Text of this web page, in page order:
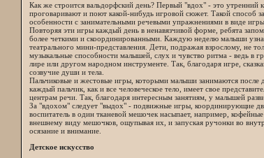
Как же строится вальдорфский день? Первый "вдох" - это утренний
проговаривают и поют какой-нибудь игровой сюжет. Такой способ
особенности с занимательными речевыми упражнениями в виде
Повторяя эти игры каждый день в ненавязчивой форме, ребята
более четкими и скоординированными. Каждую неделю малыши
театрального мини-представления. Дети, подражая взрослому, не
музыкальные способности малышей, слух и чувство ритма - ведь в
лире или другом народном инструменте. Так, благодаря игре,
созвучие души и тела.
Пальчиковые и жестовые игры, которыми малыши занимаются
каждый пальчик, как и все человеческое тело, имеет свое
центрам речи. Так, благодаря интересным занятиям, у малышей
За "вдохом" следует "выдох" - подвижные игры, координирующие
воспитатель в один тканевой мешочек насыпает, например,
внешнему виду мешочков, ощупывая их, и запуская ручонки во
осязание и внимание.
Детское искусство